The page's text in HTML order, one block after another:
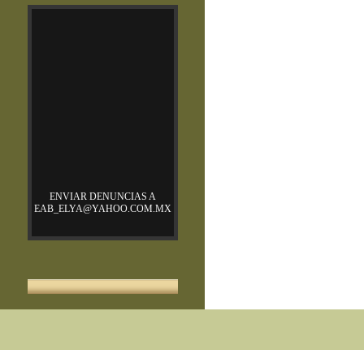
ENVIAR DENUNCIAS A
EAB_ELYA@YAHOO.COM.MX